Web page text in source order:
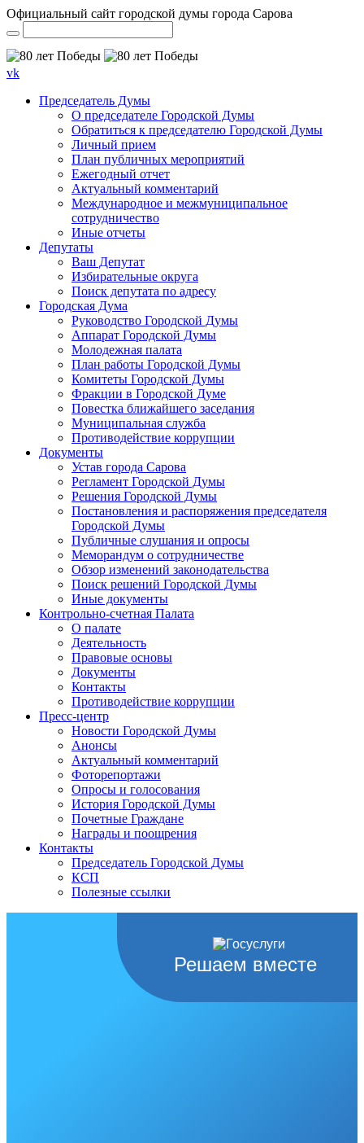
Официальный сайт городской думы города Сарова
vk
Председатель Думы
О председателе Городской Думы
Обратиться к председателю Городской Думы
Личный прием
План публичных мероприятий
Ежегодный отчет
Актуальный комментарий
Международное и межмуниципальное
сотрудничество
Иные отчеты
Депутаты
Ваш Депутат
Избирательные округа
Поиск депутата по адресу
Городская Дума
Руководство Городской Думы
Аппарат Городской Думы
Молодежная палата
План работы Городской Думы
Комитеты Городской Думы
Фракции в Городской Думе
Повестка ближайшего заседания
Муниципальная служба
Противодействие коррупции
Документы
Устав города Сарова
Регламент Городской Думы
Решения Городской Думы
Постановления и распоряжения председателя
Городской Думы
Публичные слушания и опросы
Меморандум о сотрудничестве
Обзор изменений законодательства
Поиск решений Городской Думы
Иные документы
Контрольно-счетная Палата
О палате
Деятельность
Правовые основы
Документы
Контакты
Противодействие коррупции
Пресс-центр
Новости Городской Думы
Анонсы
Актуальный комментарий
Фоторепортажи
Опросы и голосования
История Городской Думы
Почетные Граждане
Награды и поощрения
Контакты
Председатель Городской Думы
КСП
Полезные ссылки
Решаем вместе